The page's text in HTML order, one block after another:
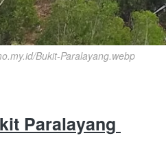
Bukit-Paralayang.webp
Paralayang